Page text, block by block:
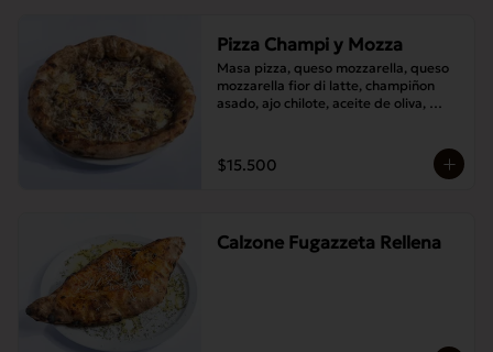
Pizza Champi y Mozza
Masa pizza, queso mozzarella, queso
mozzarella fior di latte, champiñon
asado, ajo chilote, aceite de oliva,
$15.500
Calzone Fugazzeta Rellena